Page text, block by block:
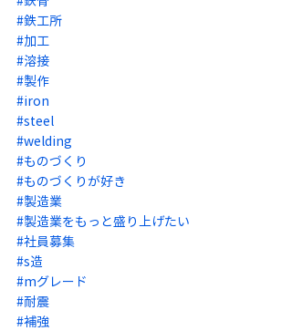
#鉄工所
#加工
#溶接
#製作
#iron
#steel
#welding
#ものづくり
#ものづくりが好き
#製造業
#製造業をもっと盛り上げたい
#社員募集
#s造
#mグレード
#耐震
#補強